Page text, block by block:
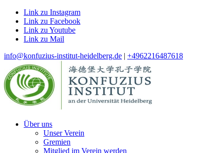
Link zu Instagram
Link zu Facebook
Link zu Youtube
Link zu Mail
info@konfuzius-institut-heidelberg.de | +4962216487618
Über uns
Unser Verein
Gremien
Mitglied im Verein werden